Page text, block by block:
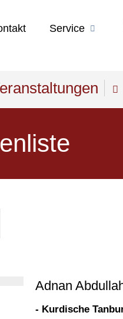
Service
Adnan
- Kurdische